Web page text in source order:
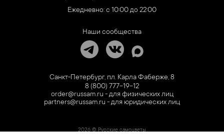
Ежедневно: с 10:00 до 22:00
Наши сообщества
Санкт-Петербург, пл. Карла Фаберже, 8
8 (800) 777-19-12
order@russam.ru - для физических лиц
partners@russam.ru - для юридических лиц
2026 © Русские самоцветы